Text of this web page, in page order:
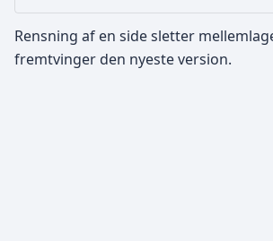
Rensning af en side sletter
fremtvinger den nyeste version.